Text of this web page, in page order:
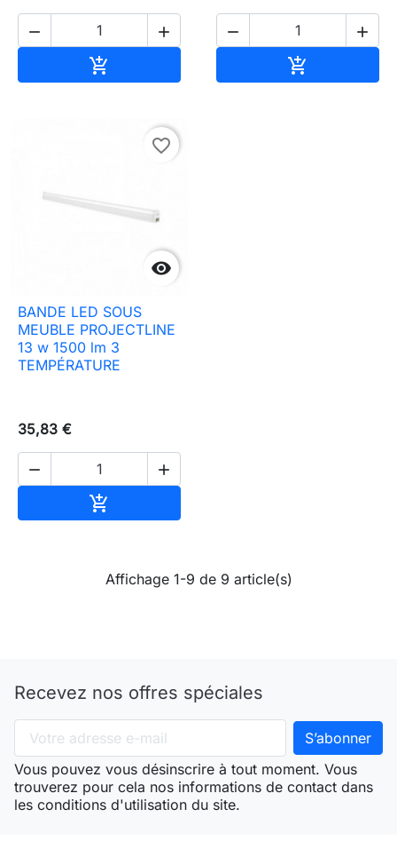
 

 


favorite_border
BANDE LED SOUS
MEUBLE PROJECTLINE
13 w 1500 lm 3
TEMPÉRATURE
35,83 €
 

Affichage 1-9 de 9 article(s)
Recevez nos offres spéciales
Vous pouvez vous désinscrire à tout moment. Vous
trouverez pour cela nos informations de contact dans
les conditions d'utilisation du site.